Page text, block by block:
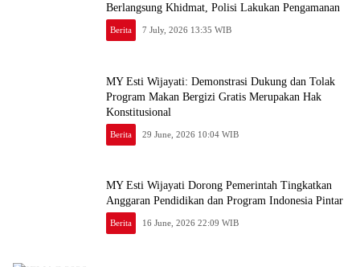
Berlangsung Khidmat, Polisi Lakukan Pengamanan
Berita 7 July, 2026 13:35 WIB
MY Esti Wijayati: Demonstrasi Dukung dan Tolak
Program Makan Bergizi Gratis Merupakan Hak
Konstitusional
Berita 29 June, 2026 10:04 WIB
MY Esti Wijayati Dorong Pemerintah Tingkatkan
Anggaran Pendidikan dan Program Indonesia Pintar
Berita 16 June, 2026 22:09 WIB